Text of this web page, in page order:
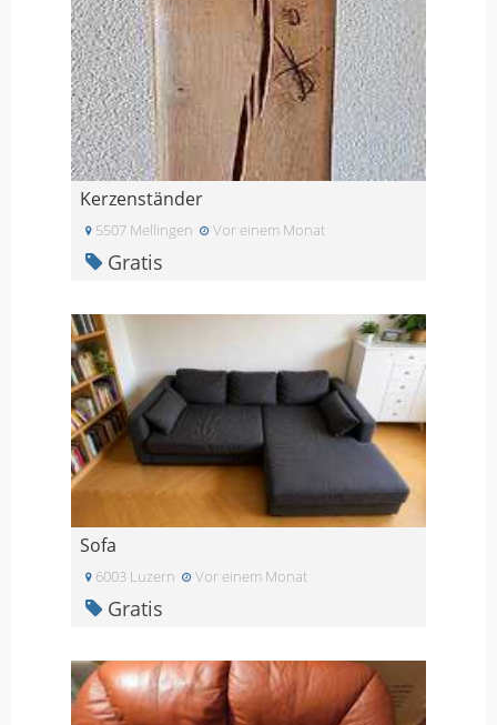
Kerzenständer
5507 Mellingen Vor einem Monat
Gratis
Sofa
6003 Luzern Vor einem Monat
Gratis